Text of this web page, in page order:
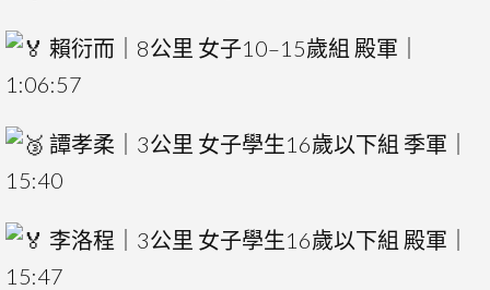
賴衍而｜8公里 女子10–15歲組 殿軍｜
1:06:57
譚孝柔｜3公里 女子學生16歲以下組 季軍｜
15:40
李洛程｜3公里 女子學生16歲以下組 殿軍｜
15:47